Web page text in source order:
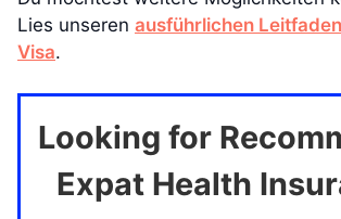
Lies unseren ausführlichen
Visa.
Looking for
Expat Health